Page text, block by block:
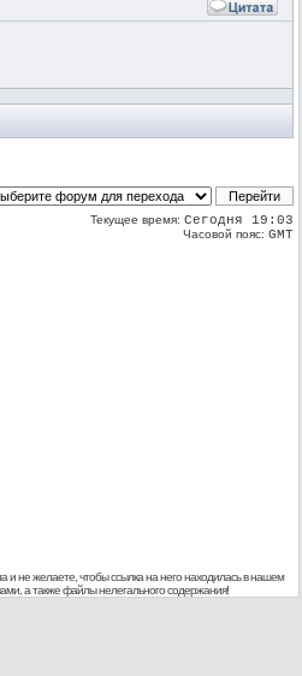
Текущее время: Сегодня 19:03
Часовой пояс: GMT
и не желаете, чтобы ссылка на него находилась в нашем
а также файлы нелегального содержания!